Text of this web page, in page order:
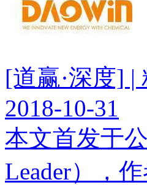
[道赢·深度]
2018-10-31
本文首发于
Leader），